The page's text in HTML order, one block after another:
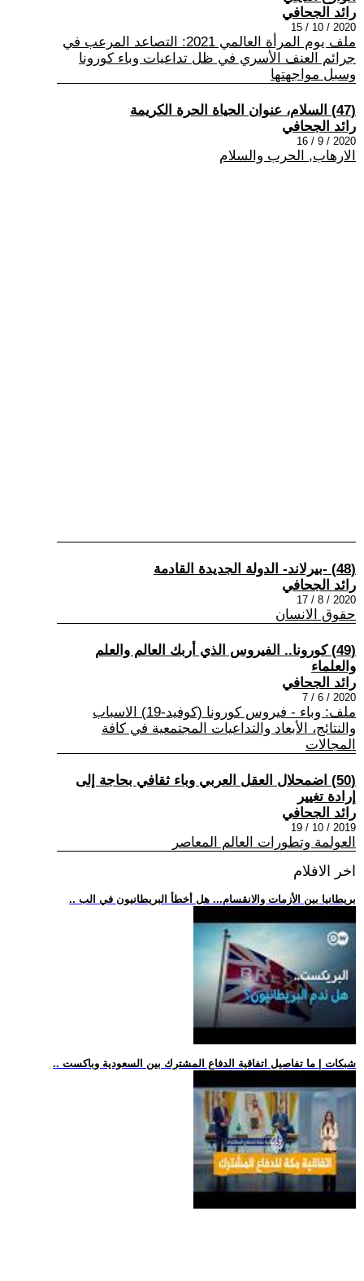
رائد الجحافي
2020 / 10 / 15
ملف يوم المرأة العالمي 2021: التصاعد المرعب في
جرائم العنف الأسري في ظل تداعيات وباء كورونا
وسبل مواجهتها
(47) السلام، عنوان الحياة الحرة الكريمة
رائد الجحافي
2020 / 9 / 16
الارهاب, الحرب والسلام
(48) -بيرلاند- الدولة الجديدة القادمة
رائد الجحافي
2020 / 8 / 17
حقوق الانسان
(49) كورونا.. الفيروس الذي أربك العالم والعلم
والعلماء
رائد الجحافي
2020 / 6 / 7
ملف: وباء - فيروس كورونا (كوفيد-19) الاسباب
والنتائج، الأبعاد والتداعيات المجتمعية في كافة
المجالات
(50) اضمحلال العقل العربي وباء ثقافي بحاجة إلى
إرادة تغيير
رائد الجحافي
2019 / 10 / 19
العولمة وتطورات العالم المعاصر
اخر الافلام
.. بريطانيا بين الأزمات والانقسام... هل أخطأ البريطانيون في الب
.. شبكات | ما تفاصيل اتفاقية الدفاع المشترك بين السعودية وباكست